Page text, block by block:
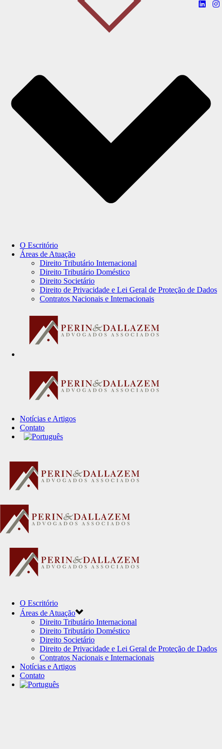
O Escritório
Áreas de Atuação
Direito Tributário Internacional
Direito Tributário Doméstico
Direito Societário
Direito de Privacidade e Lei Geral de Proteção de Dados
Contratos Nacionais e Internacionais
Notícias e Artigos
Contato
O Escritório
Áreas de Atuação
Direito Tributário Internacional
Direito Tributário Doméstico
Direito Societário
Direito de Privacidade e Lei Geral de Proteção de Dados
Contratos Nacionais e Internacionais
Notícias e Artigos
Contato